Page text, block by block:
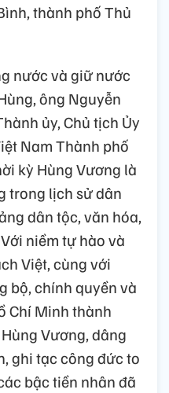
thành phố Thủ
nước và giữ nước
ông Nguyễn
ủy, Chủ tịch Ủy
Nam Thành phố
kỳ Hùng Vương là
trong lịch sử dân
dân tộc, văn hóa,
niềm tự hào và
Việt, cùng với
bộ, chính quyền và
Chí Minh thành
Vương, dâng
ghi tạc công đức to
bậc tiền nhân đã